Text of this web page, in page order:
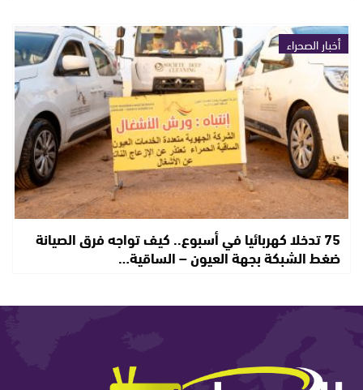
أخبار الصحراء
75 تدخلا كهربائيا في أسبوع.. كيف تواجه فرق الصيانة
ضغط الشبكة بجهة العيون – الساقية…